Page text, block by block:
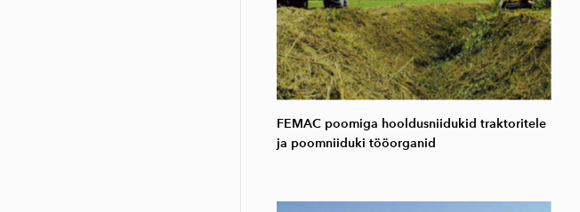
FEMAC poomiga hooldusniidukid traktoritele
ja poomniiduki tööorganid